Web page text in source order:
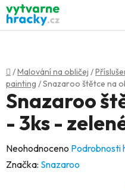
Přejít
na
obsah
Domů
/Malování na obličej /
painting /Snazaroo štětce na
Snazaroo
- 3ks -
Průměrné
hodnocení
Neohodnoceno Podrobnosti
Značka: Snazaroo